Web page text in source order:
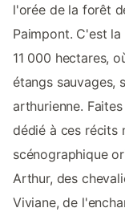
l'orée de la forêt
Paimpont. C'est
11 000 hectares,
étangs sauvages,
arthurienne.
dédié à ces récits
scénographique
Arthur, des
Viviane, de